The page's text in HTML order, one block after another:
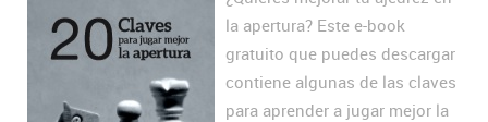
la apertura? Este e-book
gratuito que puedes descargar
contiene algunas de las claves
para aprender a jugar mejor la